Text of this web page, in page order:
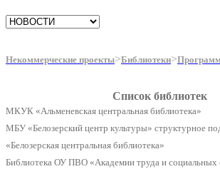
Некоммерческие проекты>Библиотеки>
Список библиотек
МКУК «Альменевская центральная библиотека»
МБУ «Белозерский центр культуры» структурное
«Белозерская центральная библиотека»
Библиотека ОУ ПВО «Академии труда и